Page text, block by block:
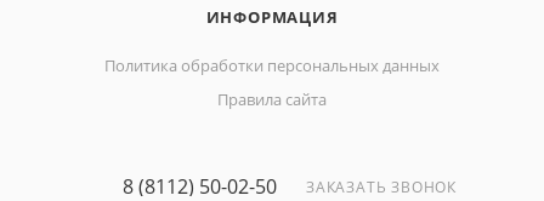
ИНФОРМАЦИЯ
Политика обработки персональных данных
Правила сайта
8 (8112) 50-02-50 ЗАКАЗАТЬ ЗВОНОК